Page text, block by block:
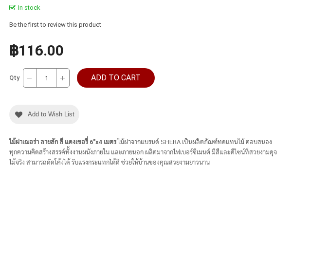
In stock
Be the first to review this product
฿116.00
Qty ADD TO CART
Add to Wish List
ไม้ฝาเฌอร่า ลายสัก สี แดงเชอรี่ 6"x4 เมตรไม้ฝาจากแบรนด์ SHERA เป็นผลิตภัณฑ์ทดแทนไม้ ตอบสนอง
ทุกความคิดสร้างสรรค์ทั้งงานผนังภายใน และภายนอก ผลิตมาจากไฟเบอร์ซีเมนต์ มีสีและดีไซน์ที่สวยงามดุจ
ไม้จริง สามารถดัดโค้งได้ รับแรงกระแทกได้ดี ช่วยให้บ้านของคุณสวยงามยาวนาน